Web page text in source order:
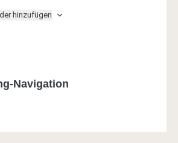
hinzufügen
Navigation